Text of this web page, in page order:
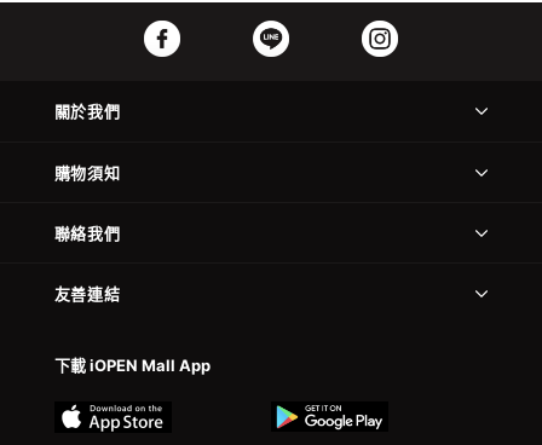
關於我們
購物須知
聯絡我們
友善連結
下載 iOPEN Mall App